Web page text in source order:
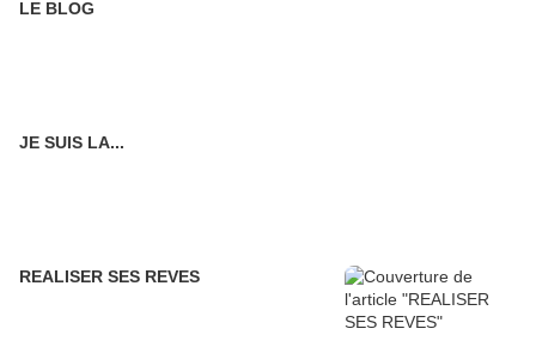
LE BLOG
JE SUIS LA...
REALISER SES REVES